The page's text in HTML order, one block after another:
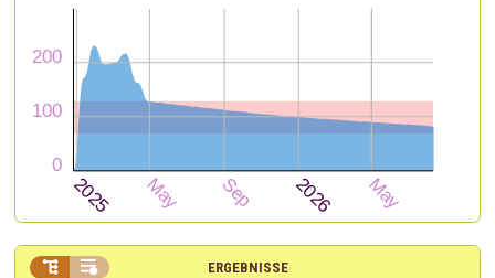
ERGEBNISSE
 